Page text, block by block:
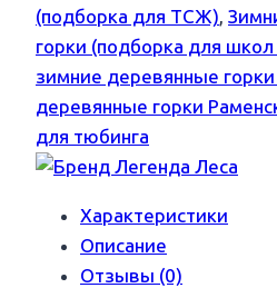
(подборка для ТСЖ),
горки (подборка для
зимние деревянные
деревянные горки
для тюбинга
Характеристики
Описание
Отзывы (0)